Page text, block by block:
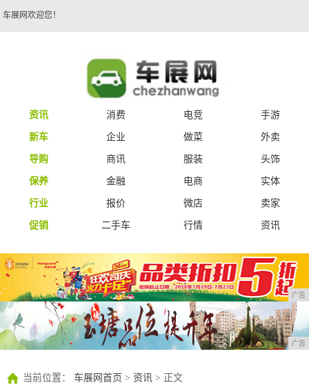
车展网欢迎您！
资讯 消费 电竞
手游
新车
企业 做菜
外卖
导购
商讯 服装
头饰
保养
金融 电商
实体
行业
报价 微店
卖家
促销
二手车 行情 资讯
广告
广告
当前位置： 车展网首页 > 资讯 > 正文